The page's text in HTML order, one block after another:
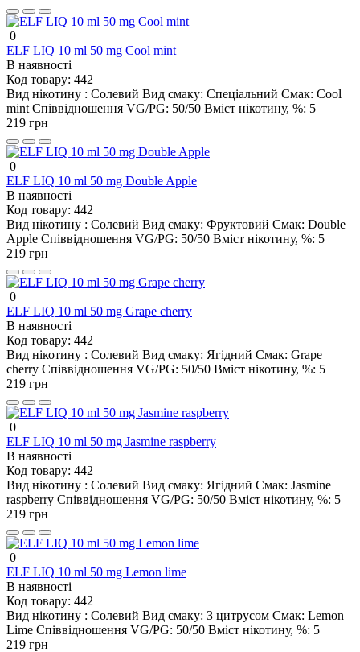
0
ELF LIQ 10 ml 50 mg Cool mint
В наявності
Код товару: 442
Вид нікотину : Солевий Вид смаку: Спеціальний Смак: Cool
mint Співвідношення VG/PG: 50/50 Вміст нікотину, %: 5
219 грн
0
ELF LIQ 10 ml 50 mg Double Apple
В наявності
Код товару: 442
Вид нікотину : Солевий Вид смаку: Фруктовий Смак: Double
Apple Співвідношення VG/PG: 50/50 Вміст нікотину, %: 5
219 грн
0
ELF LIQ 10 ml 50 mg Grape cherry
В наявності
Код товару: 442
Вид нікотину : Солевий Вид смаку: Ягідний Смак: Grape
cherry Співвідношення VG/PG: 50/50 Вміст нікотину, %: 5
219 грн
0
ELF LIQ 10 ml 50 mg Jasmine raspberry
В наявності
Код товару: 442
Вид нікотину : Солевий Вид смаку: Ягідний Смак: Jasmine
raspberry Співвідношення VG/PG: 50/50 Вміст нікотину, %: 5
219 грн
0
ELF LIQ 10 ml 50 mg Lemon lime
В наявності
Код товару: 442
Вид нікотину : Солевий Вид смаку: З цитрусом Смак: Lemon
Lime Співвідношення VG/PG: 50/50 Вміст нікотину, %: 5
219 грн